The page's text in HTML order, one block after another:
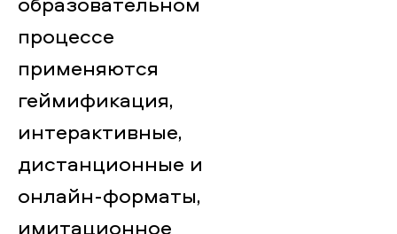
процессе
применяются
геймификация,
интерактивные,
дистанционные и
онлайн-форматы,
имитационное